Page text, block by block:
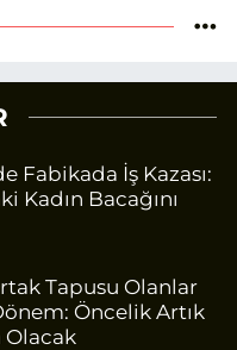
Fabikada İş Kazası:
Kadın Bacağını
Tapusu Olanlar
Öncelik Artık
Olacak